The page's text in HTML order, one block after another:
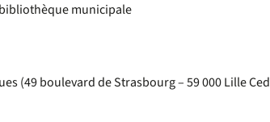
bibliothèque municipale
(49 boulevard de Strasbourg – 59 000 Lille